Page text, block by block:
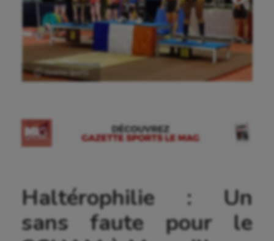
Ⓒ Gazette Sports
Haltérophilie : Un
sans faute pour le